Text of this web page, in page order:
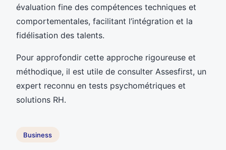
évaluation fine des compétences techniques et
comportementales, facilitant l’intégration et la
fidélisation des talents.
Pour approfondir cette approche rigoureuse et
méthodique, il est utile de consulter Assesfirst, un
expert reconnu en tests psychométriques et
solutions RH.
Business